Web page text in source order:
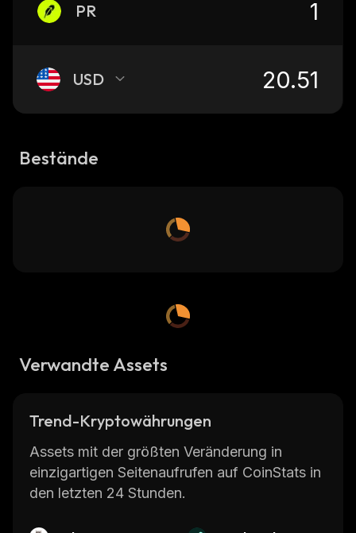
PR
USD
Bestände
Verwandte Assets
Trend-Kryptowährungen
Assets mit der größten Veränderung in
einzigartigen Seitenaufrufen auf CoinStats in
den letzten 24 Stunden.